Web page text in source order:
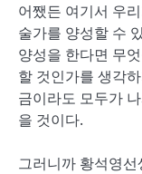
어쨌든 여기서 우
술가를 양성할 수
양성을 한다면 무
할 것인가를 생각
금이라도 모두가
을 것이다.
그러니까 황석영